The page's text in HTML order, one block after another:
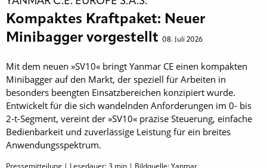
Kompaktes Kraftpaket: Neuer
Minibagger vorgestellt 08. Juli 2026
Mit dem neuen »SV10« bringt Yanmar CE einen kompakten
Minibagger auf den Markt, der speziell für Arbeiten in
besonders beengten Einsatzbereichen konzipiert wurde.
Entwickelt für die sich wandelnden Anforderungen im 0- bis
2-t-Segment, vereint der »SV10« präzise Steuerung, einfache
Bedienbarkeit und zuverlässige Leistung für ein breites
Anwendungsspektrum.